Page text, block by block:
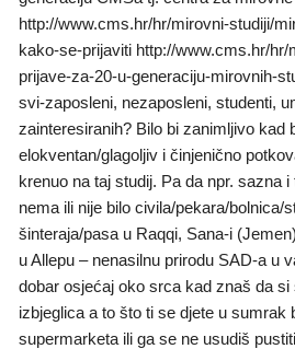
http://www.cms.hr/hr/mirovni-studiji/
kako-se-prijaviti http://www.cms.hr/
prijave-za-20-u-generaciju-mirovnih-
svi-zaposleni, nezaposleni, studenti,
zainteresiranih? Bilo bi zanimljivo kad
elokventan/glagoljiv i činjenično
krenuo na taj studij. Pa da npr. sazna
nema ili nije bilo civila/pekara/bolnica/
šinteraja/pasa u Raqqi, Sana-i
u Allepu – nenasilnu prirodu SAD-a u
dobar osjećaj oko srca kad znaš da
izbjeglica a to što ti se djete u sumrak
supermarketa ili ga se ne usudiš